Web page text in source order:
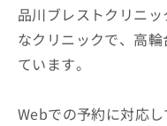
品川ブレストクリニ
なクリニックで、高
ています。
Webでの予約に対応